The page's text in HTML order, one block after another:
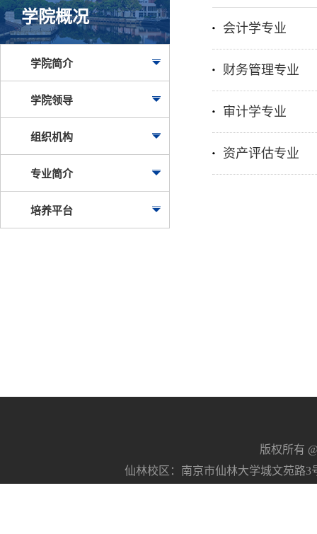
学院概况
学院简介
学院领导
组织机构
专业简介
培养平台
会计学专业
财务管理专业
审计学专业
资产评估专业
版权所有
仙林校区：南京市仙林大学城文苑路3